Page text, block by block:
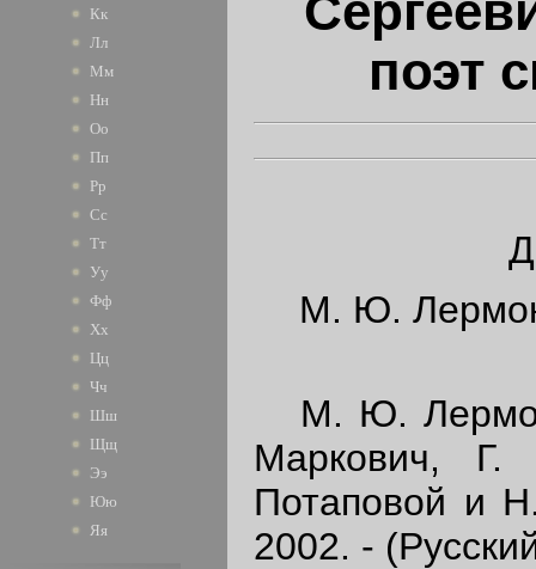
Кк
Лл
Мм
Нн
Оо
Пп
Рр
Сс
Тт
Уу
Фф
Хх
Цц
Чч
Шш
Щщ
Ээ
Юю
Яя
поэт
М. Ю.
M. Ю.
Маркович,
Потаповой и
2002. -